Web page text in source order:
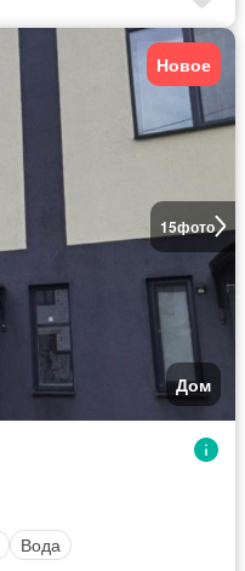
15фото
Новое
Дом
Вода